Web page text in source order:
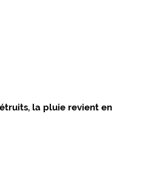
la pluie revient en